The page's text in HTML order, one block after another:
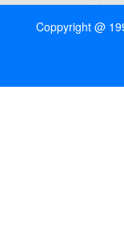
Coppyright @